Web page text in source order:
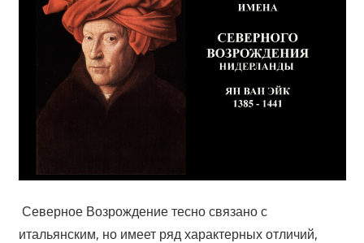
Северное Возрождение тесно связано с
итальянским, но имеет ряд характерных отличий,